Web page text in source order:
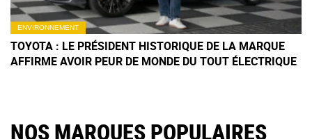
ENVIRONNEMENT
TOYOTA : LE PRÉSIDENT HISTORIQUE DE LA MARQUE
AFFIRME AVOIR PEUR DE MONDE DU TOUT ÉLECTRIQUE
NOS MARQUES POPULAIRES